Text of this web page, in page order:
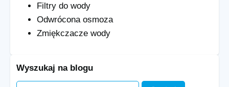
Filtry do wody
Odwrócona osmoza
Zmiękczacze wody
Wyszukaj na blogu